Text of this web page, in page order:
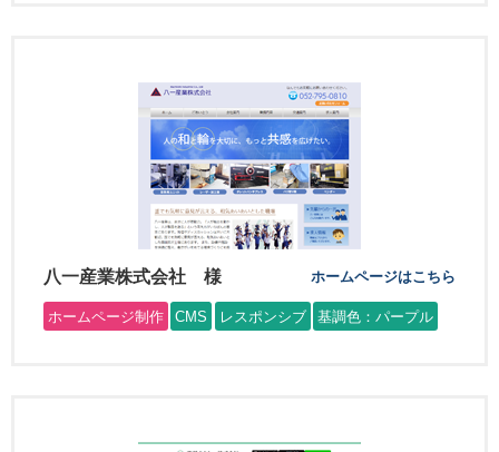
八一産業株式会社 様 ホームページはこちら
ホームページ制作 CMS レスポンシブ 基調色：パープル